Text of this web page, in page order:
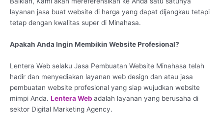
layanan jasa buat website di harga yang dapat dijangkau tetapi
tetap dengan kwalitas super di Minahasa.
Apakah Anda Ingin Membikin Website Profesional?
Lentera Web selaku Jasa Pembuatan Website Minahasa telah
hadir dan menyediakan layanan web design dan atau jasa
pembuatan website profesional yang siap wujudkan website
mimpi Anda. Lentera Web adalah layanan yang berusaha di
sektor Digital Marketing Agency.